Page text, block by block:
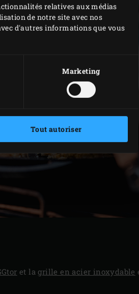
relatives aux médias
de notre site avec nos
d'autres informations que vous
Marketing
Tout autoriser
et la grille en acier inoxydable